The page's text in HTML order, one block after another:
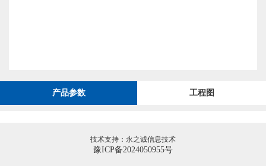
产品参数 工程图
技术支持：永之诚信息技术
豫ICP备2024050955号